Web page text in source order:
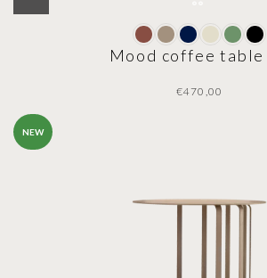
Mood coffee table
€
NEW